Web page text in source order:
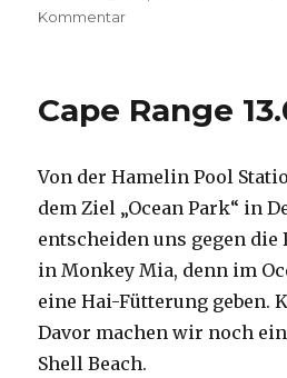
Kommentarzu
Cape Range
Von der Hamelin Pool
dem Ziel „Ocean Park“ in
entscheiden uns gegen
in Monkey Mia, denn im
eine Hai-Fütterung geben.
Davor machen wir noch
Shell Beach.